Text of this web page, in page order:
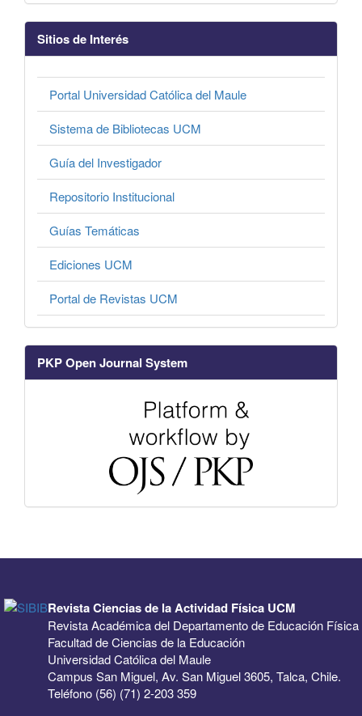
Sitios de Interés
Portal Universidad Católica del Maule
Sistema de Bibliotecas UCM
Guía del Investigador
Repositorio Institucional
Guías Temáticas
Ediciones UCM
Portal de Revistas UCM
PKP Open Journal System
Revista Ciencias de la Actividad Física UCM
Revista Académica del Departamento de Educación Física
Facultad de Ciencias de la Educación
Universidad Católica del Maule
Campus San Miguel, Av. San Miguel 3605, Talca, Chile.
Teléfono (56) (71) 2-203 359